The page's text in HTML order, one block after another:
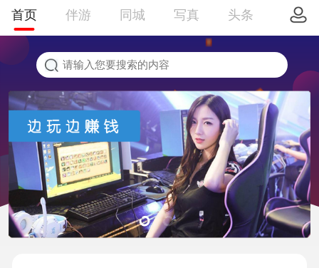
首页 伴游 同城 写真 头条